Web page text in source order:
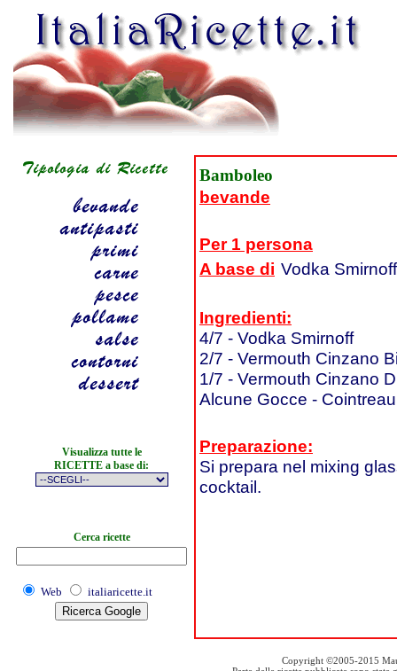
Visualizza tutte le
RICETTE a base di:
Cerca ricette
Web italiaricette.it
Bamboleo
bevande
Per 1 persona
A base di Vodka Smirnoff
Ingredienti:
4/7 - Vodka Smirnoff
2/7 - Vermouth Cinzano
1/7 - Vermouth Cinzano
Alcune Gocce - Cointreau
Preparazione:
Si prepara nel mixing
cocktail.
Copyright ©2005-2015